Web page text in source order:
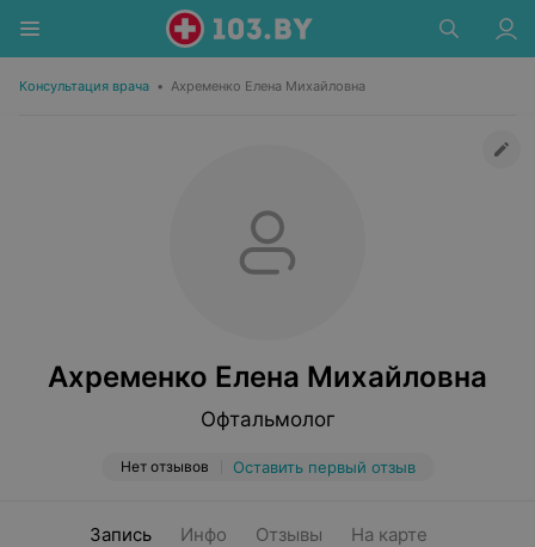
Консультация врача • Ахременко Елена Михайловна
Ахременко Елена Михайловна
Офтальмолог
Нет отзывов Оставить первый отзыв
Запись Инфо Отзывы На карте